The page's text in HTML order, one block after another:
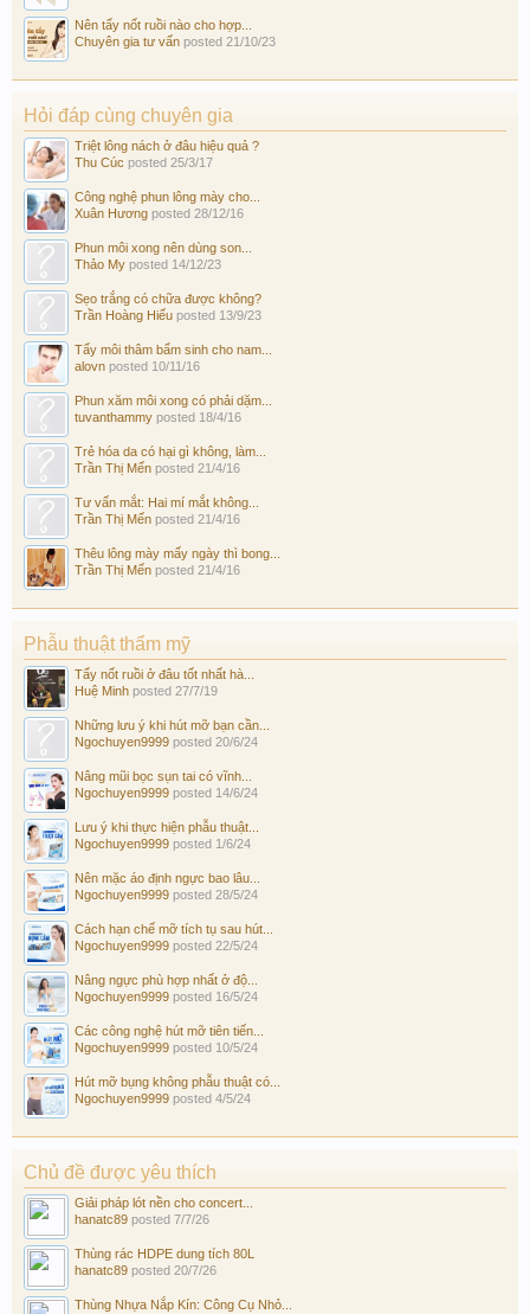
Nên tẩy nốt ruồi nào cho hợp...
Chuyên gia tư vấn posted 21/10/23
Hỏi đáp cùng chuyên gia
Triệt lông nách ở đâu hiệu quả ?
Thu Cúc posted 25/3/17
Công nghệ phun lông mày cho...
Xuân Hương posted 28/12/16
Phun môi xong nên dùng son...
Thảo My posted 14/12/23
Sẹo trắng có chữa được không?
Trần Hoàng Hiếu posted 13/9/23
Tẩy môi thâm bẩm sinh cho nam...
alovn posted 10/11/16
Phun xăm môi xong có phải dặm...
tuvanthammy posted 18/4/16
Trẻ hóa da có hại gì không, làm...
Trần Thị Mến posted 21/4/16
Tư vấn mắt: Hai mí mắt không...
Trần Thị Mến posted 21/4/16
Thêu lông mày mấy ngày thì bong...
Trần Thị Mến posted 21/4/16
Phẫu thuật thẩm mỹ
Tẩy nốt ruồi ở đâu tốt nhất hà...
Huệ Minh posted 27/7/19
Những lưu ý khi hút mỡ bạn cần...
Ngochuyen9999 posted 20/6/24
Nâng mũi bọc sụn tai có vĩnh...
Ngochuyen9999 posted 14/6/24
Lưu ý khi thực hiện phẫu thuật...
Ngochuyen9999 posted 1/6/24
Nên mặc áo định ngực bao lâu...
Ngochuyen9999 posted 28/5/24
Cách hạn chế mỡ tích tụ sau hút...
Ngochuyen9999 posted 22/5/24
Nâng ngực phù hợp nhất ở độ...
Ngochuyen9999 posted 16/5/24
Các công nghệ hút mỡ tiên tiến...
Ngochuyen9999 posted 10/5/24
Hút mỡ bụng không phẫu thuật có...
Ngochuyen9999 posted 4/5/24
Chủ đề được yêu thích
Giải pháp lót nền cho concert...
hanatc89 posted 7/7/26
Thùng rác HDPE dung tích 80L
hanatc89 posted 20/7/26
Thùng Nhựa Nắp Kín: Công Cụ Nhỏ...